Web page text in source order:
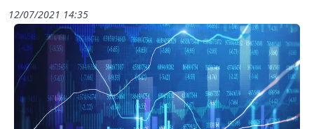
12/07/2021 14:35